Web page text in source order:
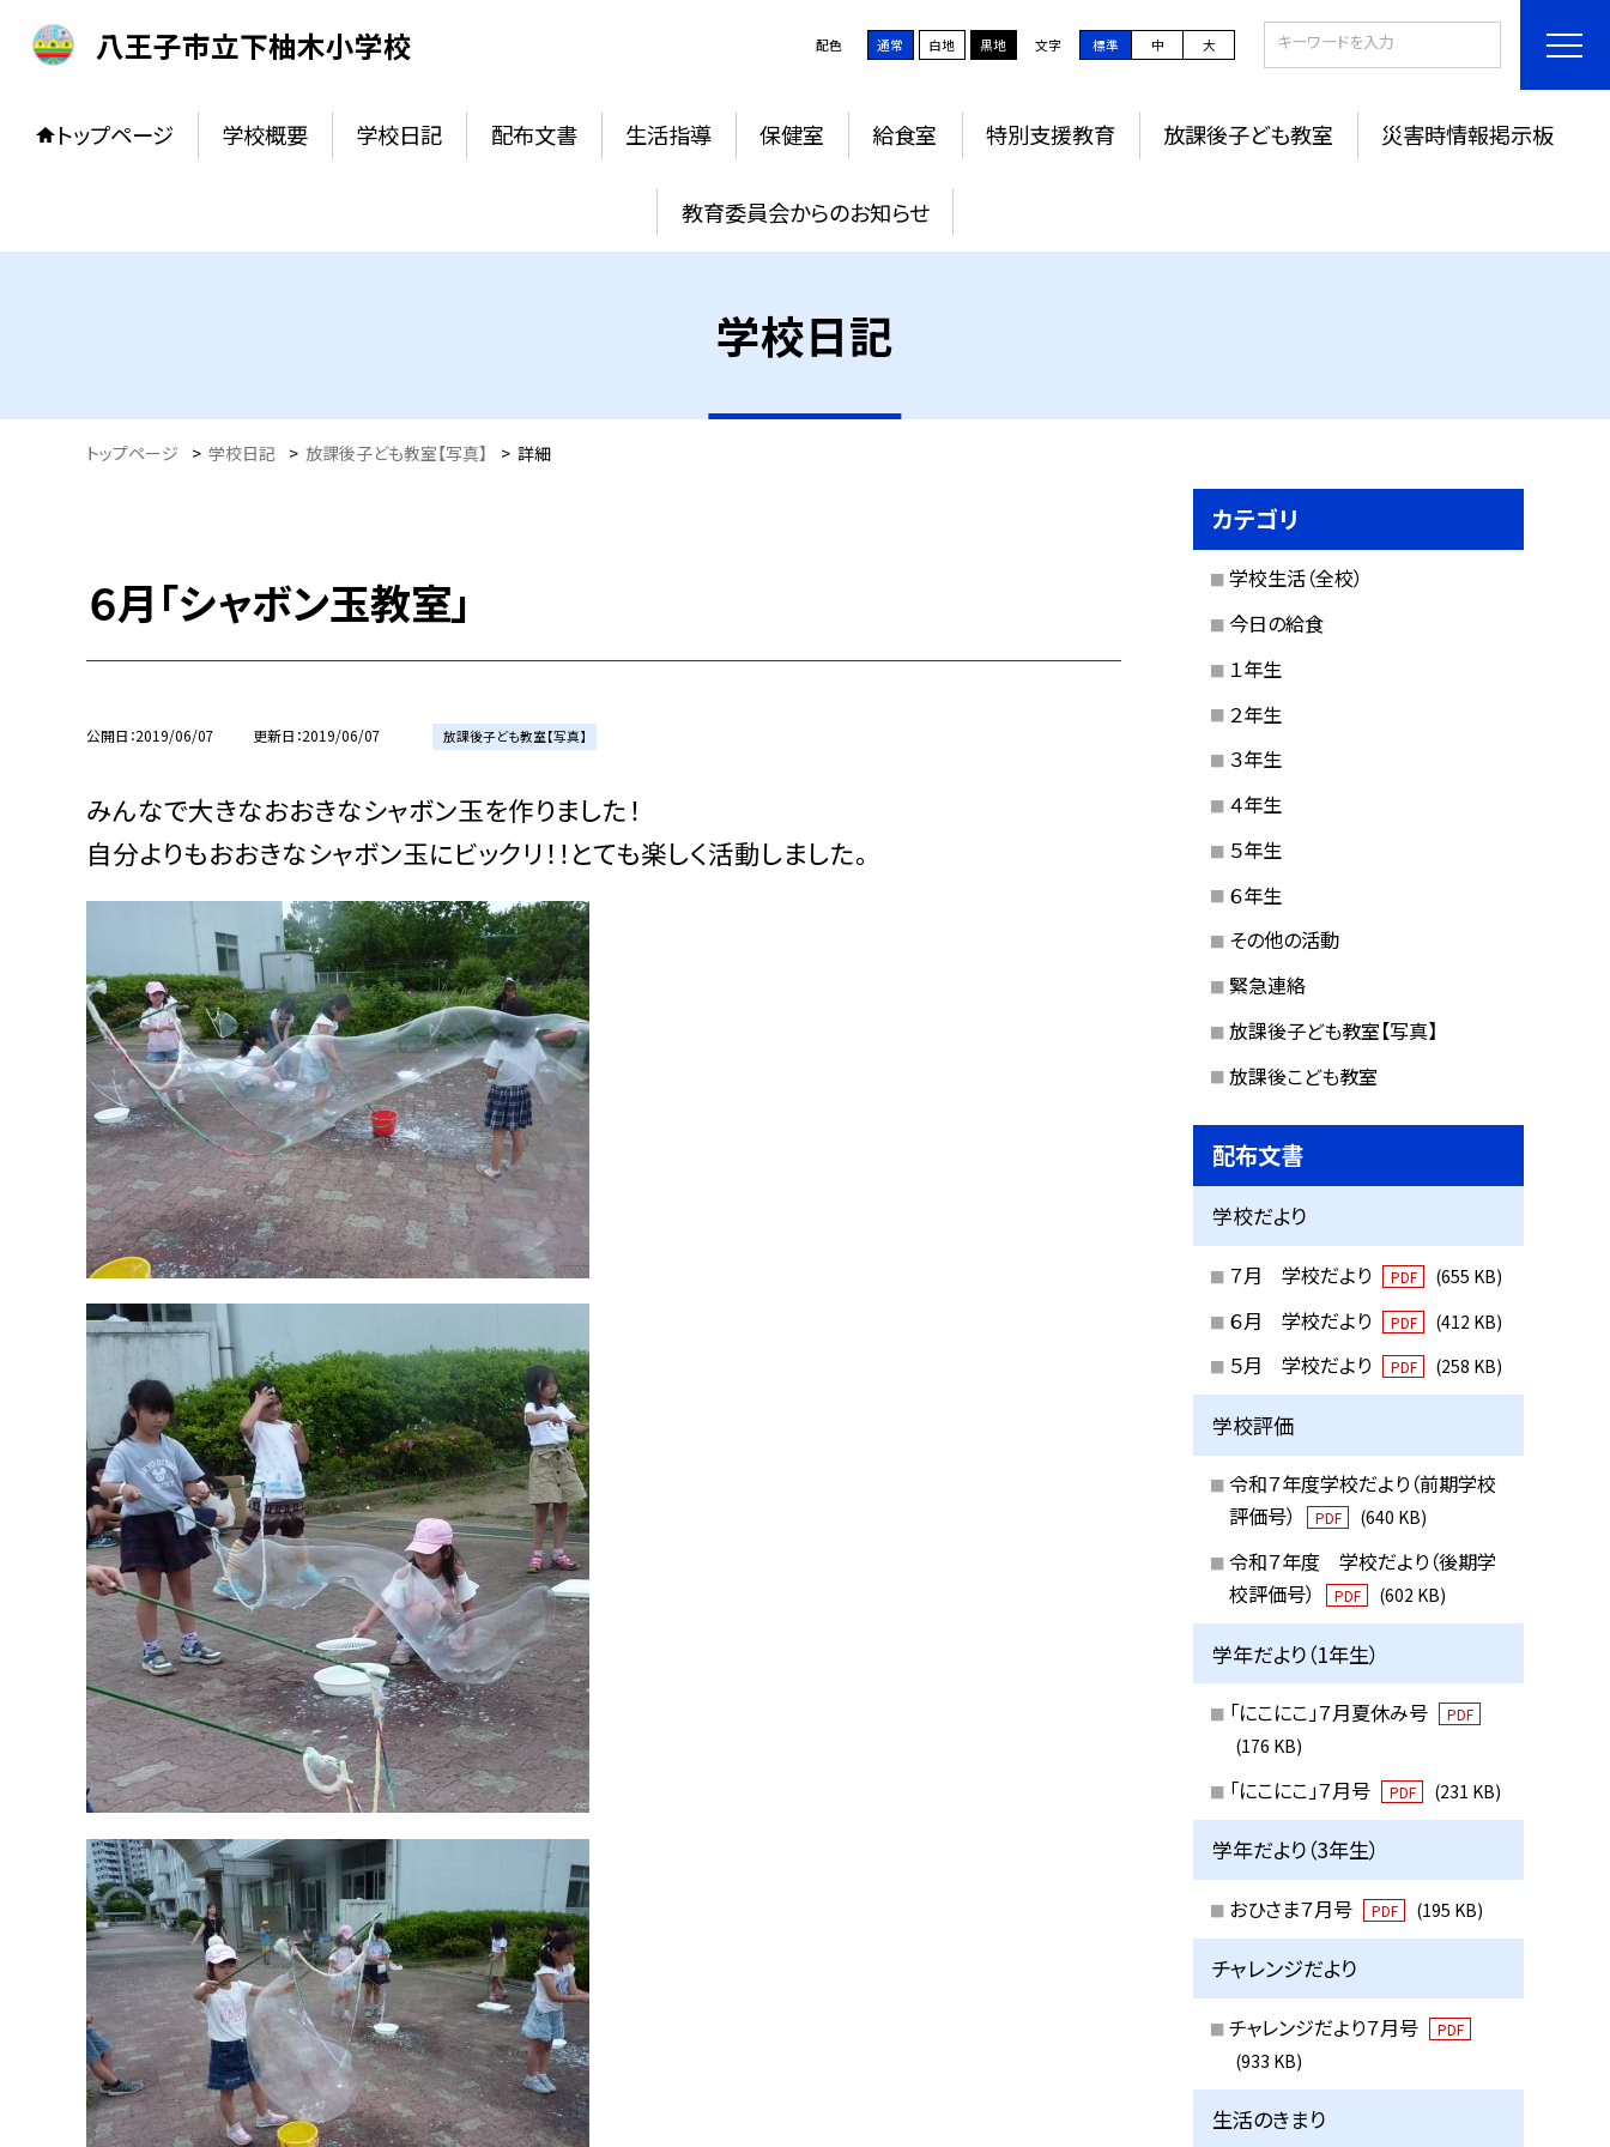
八王子市立下柚木小学校 配色 通常 白地 黒地 文字 標準 中 大
トップページ 学校概要 学校日記 配布文書 生活指導 保健室 給食室 特別支援教育 放課後子ども教室 災害時情報掲示板
教育委員会からのお知らせ
学校日記
トップページ > 学校日記 > 放課後子ども教室【写真】 > 詳細
６月「シャボン玉教室」
公開日 2019/06/07 更新日 2019/06/07 放課後子ども教室【写真】
みんなで大きなおおきなシャボン玉を作りました！
自分よりもおおきなシャボン玉にビックリ！！とても楽しく活動しました。
カテゴリ
学校生活（全校）
今日の給食
１年生
２年生
３年生
４年生
５年生
６年生
その他の活動
緊急連絡
放課後子ども教室【写真】
放課後こども教室
配布文書
学校だより
７月 学校だより PDF (655 KB)
６月 学校だより PDF (412 KB)
５月 学校だより PDF (258 KB)
学校評価
令和７年度学校だより（前期学校
評価号）
PDF (640 KB)
令和７年度 学校だより（後期学
校評価号）
PDF (602 KB)
学年だより（1年生）
「にこにこ」７月夏休み号 PDF
(176 KB)
「にこにこ」７月号 PDF (231 KB)
学年だより（3年生）
おひさま７月号 PDF (195 KB)
チャレンジだより
チャレンジだより７月号 PDF
(933 KB)
生活のきまり